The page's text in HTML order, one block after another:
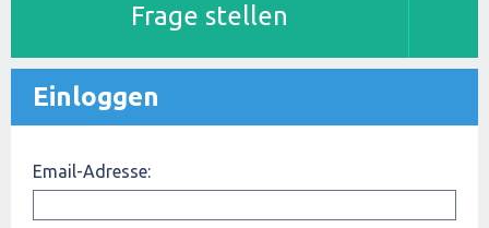
Frage stellen
Einloggen
Email-Adresse: